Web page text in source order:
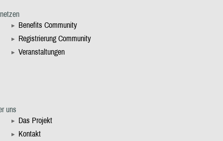
Benefits Community
Registrierung Community
Veranstaltungen
uns
Das Projekt
Kontakt